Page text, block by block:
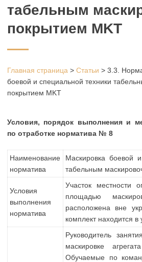
табельным
покрытием MKT
Главная страница > Статьи > 3.3.
боевой и специальной техники
покрытием MKT
Условия, порядок выполнения и
по отработке норматива № 8
Наименование
норматива
Маскировка боевой
табельным
Условия
выполнения
норматива
Участок местности
площадью
расположена вне
комплект находится
Руководитель
маскировке
Обучаемые по